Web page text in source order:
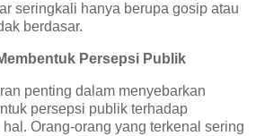
seringkali hanya berupa gosip atau
berdasar.
Persepsi Publik
penting dalam menyebarkan
persepsi publik terhadap
Orang-orang yang terkenal sering